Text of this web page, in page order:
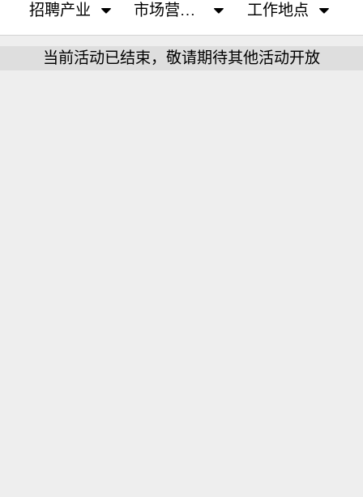
招聘产业 市场营销&服务类 工作地点
当前活动已结束，敬请期待其他活动开放